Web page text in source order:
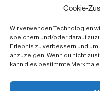
Cookie-
Wir verwenden Technologien
speichern und/oder darauf
Erlebnis zu verbessern und
anzuzeigen. Wenn du nicht
kann dies bestimmte
PV-